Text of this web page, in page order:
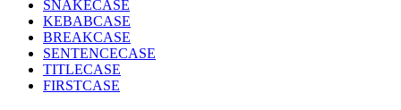
SNAKECASE
KEBABCASE
BREAKCASE
SENTENCECASE
TITLECASE
FIRSTCASE